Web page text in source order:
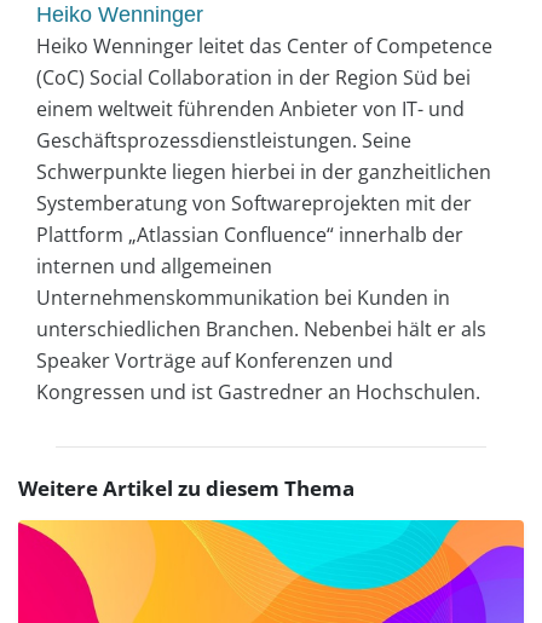
Heiko Wenninger
Heiko Wenninger leitet das Center of Competence
(CoC) Social Collaboration in der Region Süd bei
einem weltweit führenden Anbieter von IT- und
Geschäftsprozessdienstleistungen. Seine
Schwerpunkte liegen hierbei in der ganzheitlichen
Systemberatung von Softwareprojekten mit der
Plattform „Atlassian Confluence“ innerhalb der
internen und allgemeinen
Unternehmenskommunikation bei Kunden in
unterschiedlichen Branchen. Nebenbei hält er als
Speaker Vorträge auf Konferenzen und
Kongressen und ist Gastredner an Hochschulen.
Weitere Artikel zu diesem Thema